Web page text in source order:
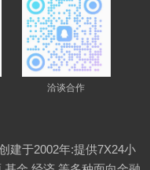
洽谈合作
建于2002年:提供7X24小